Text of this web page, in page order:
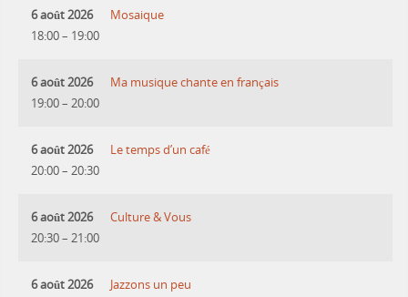
6 août 2026
18:00– 19:00
Mosaique
6 août 2026
19:00– 20:00
Ma musique chante en français
6 août 2026
20:00– 20:30
Le temps d’un café
6 août 2026
20:30– 21:00
Culture & Vous
6 août 2026
Jazzons un peu